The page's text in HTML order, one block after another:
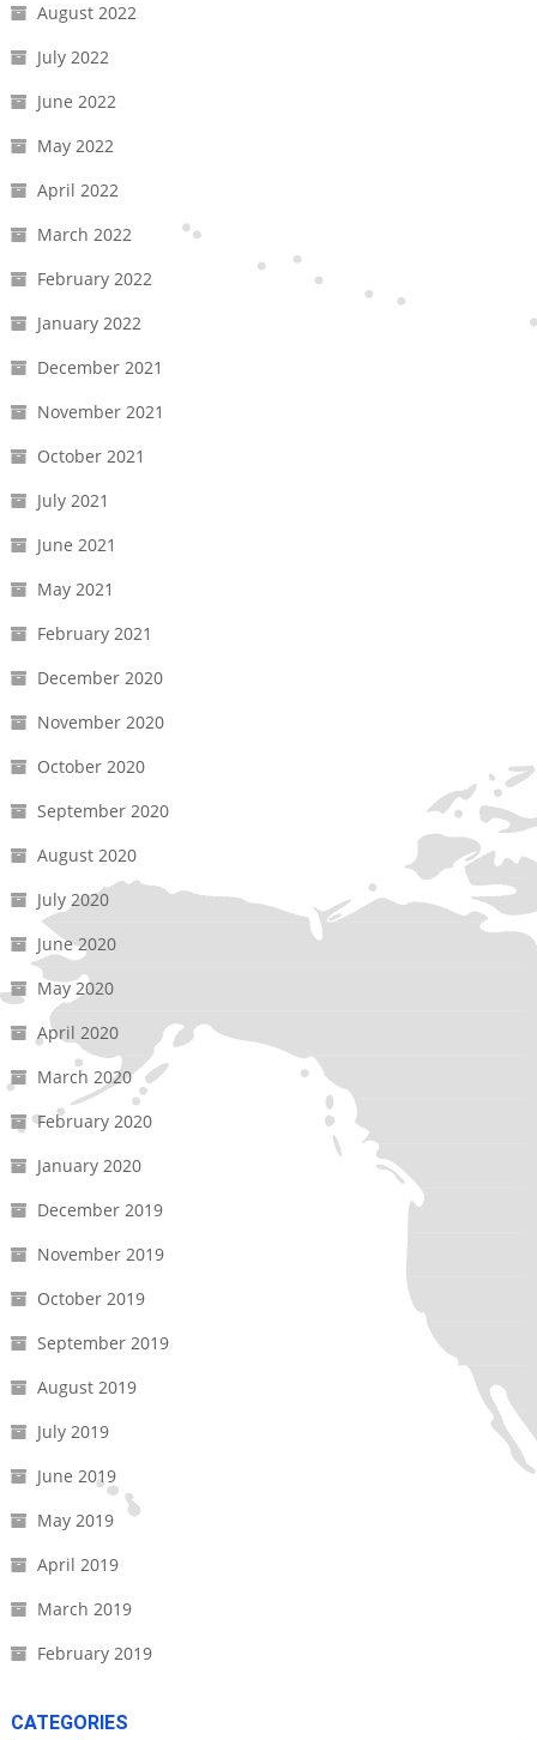
August 2022
July 2022
June 2022
May 2022
April 2022
March 2022
February 2022
January 2022
December 2021
November 2021
October 2021
July 2021
June 2021
May 2021
February 2021
December 2020
November 2020
October 2020
September 2020
August 2020
July 2020
June 2020
May 2020
April 2020
March 2020
February 2020
January 2020
December 2019
November 2019
October 2019
September 2019
August 2019
July 2019
June 2019
May 2019
April 2019
March 2019
February 2019
CATEGORIES